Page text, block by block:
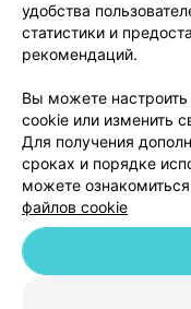
© 2026 ООО «Артокс Лаб»,
удобства
статистики и
рекомендаций.
Вы можете
cookie или изменить
Для получения
сроках и порядке
можете
файлов cookie